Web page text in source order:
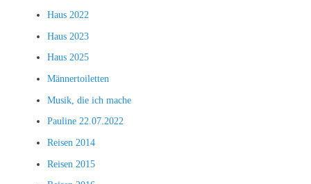
Haus 2022
Haus 2023
Haus 2025
Männertoiletten
Musik, die ich mache
Pauline 22.07.2022
Reisen 2014
Reisen 2015